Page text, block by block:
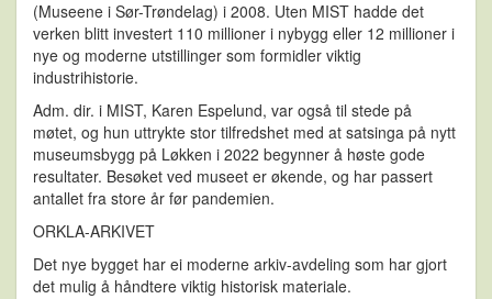
(Museene i Sør-Trøndelag) i 2008. Uten MIST hadde det
verken blitt investert 110 millioner i nybygg eller 12 millioner i
nye og moderne utstillinger som formidler viktig
industrihistorie.
Adm. dir. i MIST, Karen Espelund, var også til stede på
møtet, og hun uttrykte stor tilfredshet med at satsinga på nytt
museumsbygg på Løkken i 2022 begynner å høste gode
resultater. Besøket ved museet er økende, og har passert
antallet fra store år før pandemien.
ORKLA-ARKIVET
Det nye bygget har ei moderne arkiv-avdeling som har gjort
det mulig å håndtere viktig historisk materiale.